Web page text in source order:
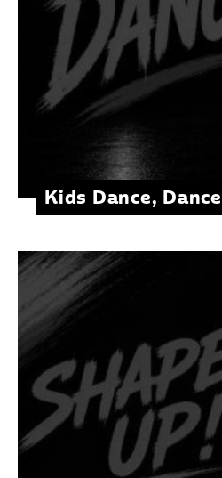
Kids Dance,